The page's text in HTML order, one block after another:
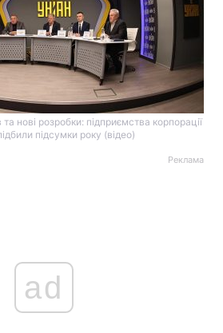
та нові розробки: підприємства корпорації
підсумки року (відео)
Реклама
ad